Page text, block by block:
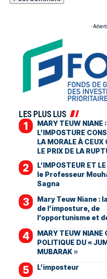
-
LES PLUS LUS
MARY TEUW NIANE
L’IMPOSTURE
LA MORALE À CEUX
LE PRIX DE LA
L’IMPOSTEUR ET
le Professeur
Sagna
Mary Teuw Niane :
de l’imposture, de
l’opportunisme et
MARY TEUW NIANE
POLITIQUE DU «
MUBARAK »
L’imposteur